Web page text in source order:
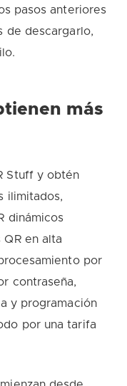
pasos anteriores
de descargarlo,
más
Stuff y obtén
ilimitados,
dinámicos
en alta
por
contraseña,
y programación
por una tarifa